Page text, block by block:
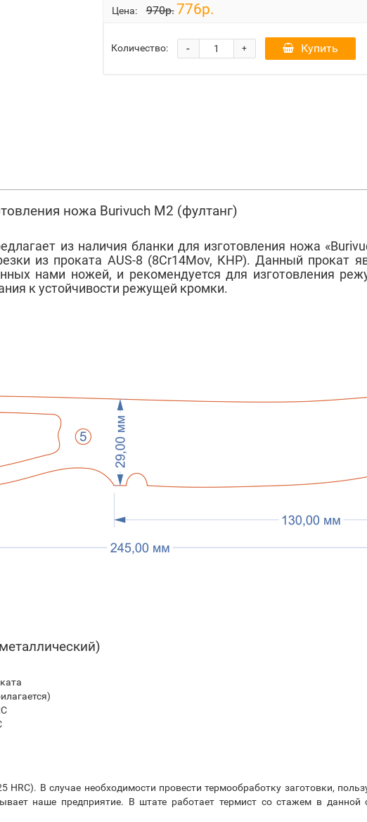
Цена: 970р.776р.
Количество: +
- Купить
ножа Burivuch M2 (фултанг)
из наличия бланки для изготовления ножа
из проката AUS-8 (8Cr14Mov, КНР). Данный прокат
нами ножей, и рекомендуется для изготовления
к устойчивости режущей кромки.
В случае необходимости провести термообработку заготовки,
наше предприятие. В штате работает термист со стажем в данной